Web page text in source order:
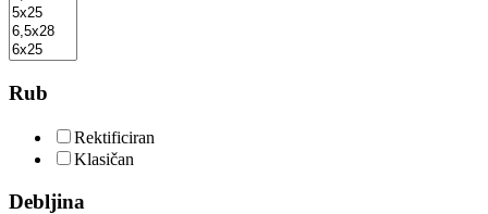
Rub
Rektificiran
Klasičan
Debljina